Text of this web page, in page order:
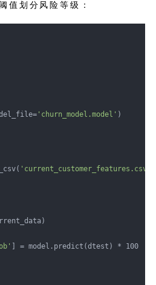
值划分风险等级：
'churn_model.model' )
'current_customer_features.csv'
] = model.predict(dtest) * 100